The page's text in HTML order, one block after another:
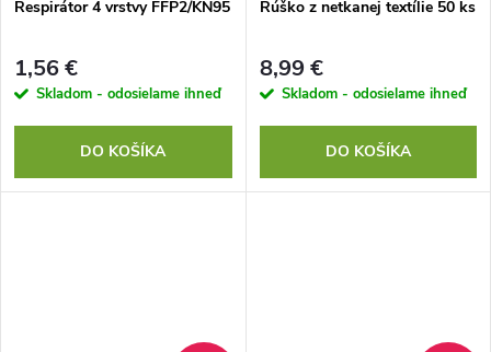
Respirátor 4 vrstvy FFP2/KN95
1,56 €
Skladom - odosielame ihneď
DO KOŠÍKA
Rúško z netkanej textílie 50 ks
8,99 €
Skladom - odosielame ihneď
DO KOŠÍKA